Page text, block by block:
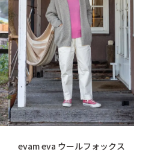
evam eva ウールフォックス